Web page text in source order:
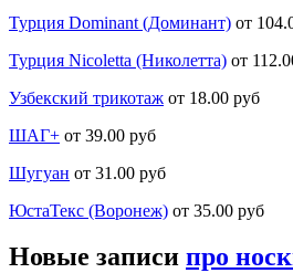
Турция Dominant (Доминант) от
Турция Nicoletta (Николетта) от
Узбекский трикотаж от 18.00 руб
ШАГ+ от 39.00 руб
Шугуан от 31.00 руб
ЮстаТекс (Воронеж) от 35.00 руб
Новые записи про